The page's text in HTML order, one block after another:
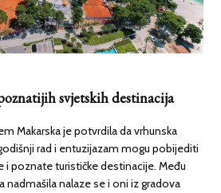
svjetskih destinacija
Makarska je potvrdila da vrhunska
rad i entuzijazam mogu pobijediti
i poznate turističke destinacije. Među
nadmašila nalaze se i oni iz gradova